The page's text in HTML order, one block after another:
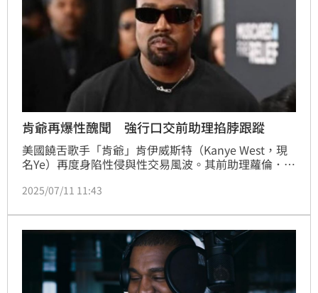
肯爺再爆性醜聞 強行口交前助理掐脖跟蹤
美國饒舌歌手「肯爺」肯伊威斯特（Kanye West，現
名Ye）再度身陷性侵與性交易風波。其前助理蘿倫．皮
Ye在其就職期間多次對她性騷擾與性侵，甚至強行口
2025/07/11 11:43